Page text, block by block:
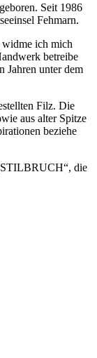
Seit 1986
Fehmarn.
widme ich mich
betreibe
Jahren unter dem
Filz. Die
aus alter Spitze
beziehe
die